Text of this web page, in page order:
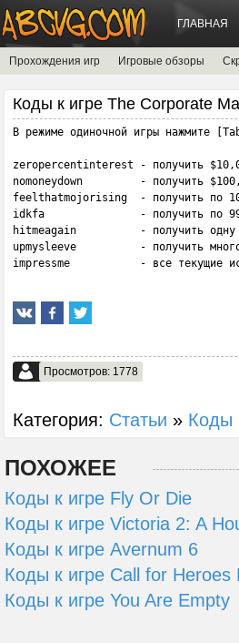
ГЛАВНАЯ
Прохождения игр Игровые обзоры
Коды к игре The Corporate
В режиме одиночной игры нажмите
zeropercentinterest - получить
nomoneydown         - получить
feelthatmojorising  - получить по 10
idkfa               - получить по 99
hitmeagain          - получить одну
upmysleeve          - получить
impressme           - все текущие
Просмотров: 1778
Категория: Статьи » Коды
ПОХОЖЕЕ
Коды к игре Fly Or Die
Коды к игре Victoria 2: A
Коды к игре Avernum 6
Коды к игре Call for Heroes
Коды к игре You Are Empty